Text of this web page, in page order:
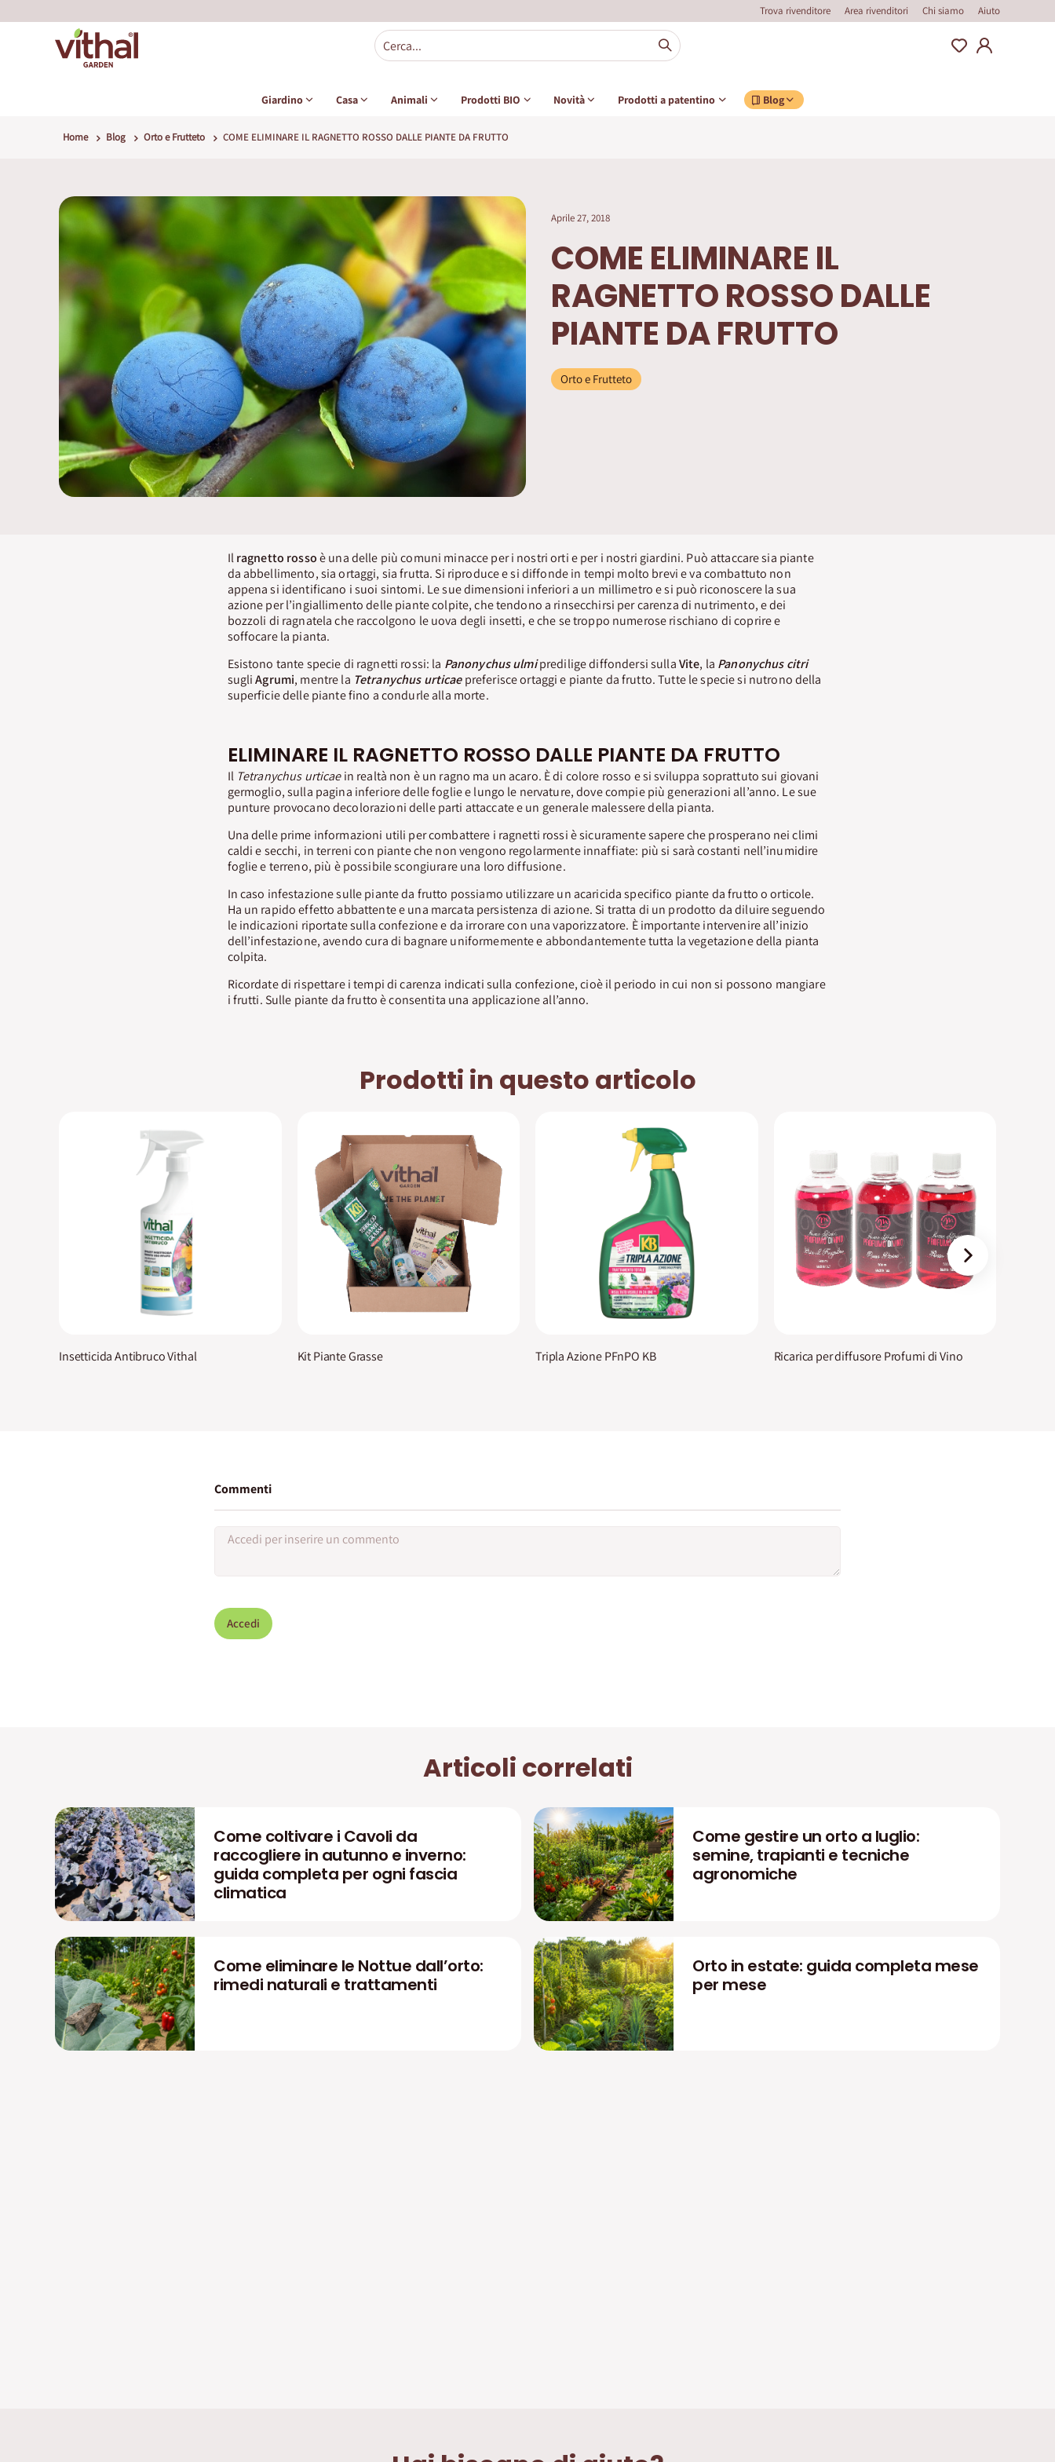
Trova rivenditore Area rivenditori Chi siamo Aiuto
Giardino Casa Animali Prodotti BIO Novità Prodotti a patentino Blog
Home Blog Orto e Frutteto COME ELIMINARE IL RAGNETTO ROSSO DALLE PIANTE DA FRUTTO
Aprile 27, 2018
COME ELIMINARE IL
RAGNETTO ROSSO DALLE
PIANTE DA FRUTTO
Orto e Frutteto
Ilragnetto rossoè una delle più comuni minacce per i nostri orti e per i nostri giardini. Può attaccare sia piante
da abbellimento, sia ortaggi, sia frutta. Si riproduce e si diffonde in tempi molto brevi e va combattuto non
appena si identificano i suoi sintomi. Le sue dimensioni inferiori a un millimetro e si può riconoscere la sua
azione per l’ingiallimento delle piante colpite, che tendono a rinsecchirsi per carenza di nutrimento, e dei
bozzoli di ragnatela che raccolgono le uova degli insetti, e che se troppo numerose rischiano di coprire e
soffocare la pianta.
Esistono tante specie di ragnetti rossi: la Panonychus ulmi predilige diffondersi sullaVite, la Panonychus citri
sugliAgrumi, mentre la Tetranychus urticaepreferisce ortaggi e piante da frutto. Tutte le specie si nutrono della
superficie delle piante fino a condurle alla morte.
ELIMINARE IL RAGNETTO ROSSO DALLE PIANTE DA FRUTTO
Il Tetranychus urticaein realtà non è un ragno ma un acaro. È di colore rosso e si sviluppa soprattuto sui giovani
germoglio, sulla pagina inferiore delle foglie e lungo le nervature, dove compie più generazioni all’anno. Le sue
punture provocano decolorazioni delle parti attaccate e un generale malessere della pianta.
Una delle prime informazioni utili per combattere i ragnetti rossi è sicuramente sapere che prosperano nei climi
caldi e secchi, in terreni con piante che non vengono regolarmente innaffiate: più si sarà costanti nell’inumidire
foglie e terreno, più è possibile scongiurare una loro diffusione.
In caso infestazione sulle piante da frutto possiamo utilizzare un acaricida specifico piante da frutto o orticole.
Ha un rapido effetto abbattente e una marcata persistenza di azione. Si tratta di un prodotto da diluire seguendo
le indicazioni riportate sulla confezione e da irrorare con una vaporizzatore. È importante intervenire all’inizio
dell’infestazione, avendo cura di bagnare uniformemente e abbondantemente tutta la vegetazione della pianta
colpita.
Ricordate di rispettare i tempi di carenza indicati sulla confezione, cioè il periodo in cui non si possono mangiare
i frutti. Sulle piante da frutto è consentita una applicazione all’anno.
Prodotti in questo articolo
Insetticida Antibruco Vithal Kit Piante Grasse Tripla Azione PFnPO KB Ricarica per diffusore Profumi di Vino
›
Commenti
Accedi
Articoli correlati
Come coltivare i Cavoli da
raccogliere in autunno e inverno:
guida completa per ogni fascia
climatica
Come gestire un orto a luglio:
semine, trapianti e tecniche
agronomiche
Come eliminare le Nottue dall’orto:
rimedi naturali e trattamenti
Orto in estate: guida completa mese
per mese